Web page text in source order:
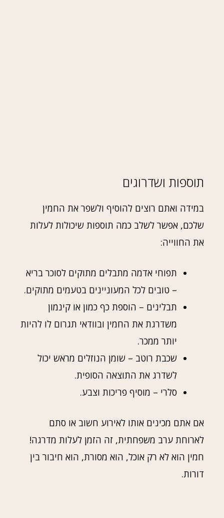
תוספות ושדרוגים
במידה ואתם רוצים להוסיף ולשפר את החמין
שלכם, אפשר לשלב כמה תוספות שיכולות לעלות
את החווייה:
תפוחי אדמה מתבלים מתוקים לסוכר בריא
– טובים לכל המעוניינים בטעמים מתוקים.
תבלינים – הוספת כף כמון או קינמון
משדרגת את החמין ובוודאי תגרום לו להיות
יותר ממכר.
שכבת רוטב – שומן הנוזלים מראש יכול
לשדרג את התוצאה הסופית.
סלרי – מוסיף פריכות וצבע.
אם אתם מכינים אותו לאירוע חשוב או סתם
לארוחת ערב משפחתית, זה הזמן לעלות מדרגה!
חמין הוא לא רק אוכל, הוא מסורת, הוא חיבור בין
דורות.